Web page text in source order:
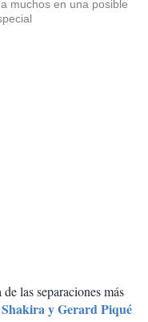
muchos en una posible
las separaciones más
Shakira y Gerard Piqué